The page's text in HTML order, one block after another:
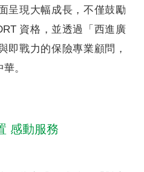
呈現大幅成長，不僅鼓勵
資格，並透過「西進廣
即戰力的保險專業顧問，
。
感動服務